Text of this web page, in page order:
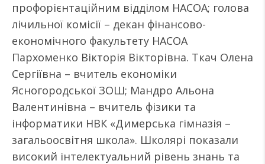
профорієнтаційним відділом НАСОА; голова
лічильної комісії – декан фінансово-
економічного факультету НАСОА
Пархоменко Вікторія Вікторівна. Ткач Олена
Сергіївна – вчитель економіки
Ясногородської ЗОШ; Мандро Альона
Валентинівна – вчитель фізики та
інформатики НВК «Димерська гімназія –
загальоосвітня школа». Школярі показали
високий інтелектуальний рівень знань та